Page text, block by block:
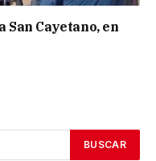
Cayetano, en